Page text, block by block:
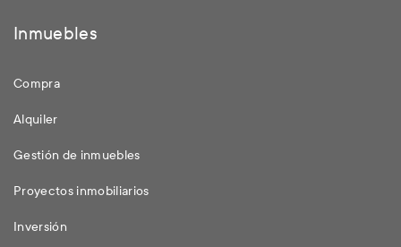
Inmuebles
Compra
Alquiler
Gestión de inmuebles
Proyectos inmobiliarios
Inversión